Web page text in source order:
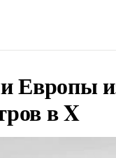
Европы
в X